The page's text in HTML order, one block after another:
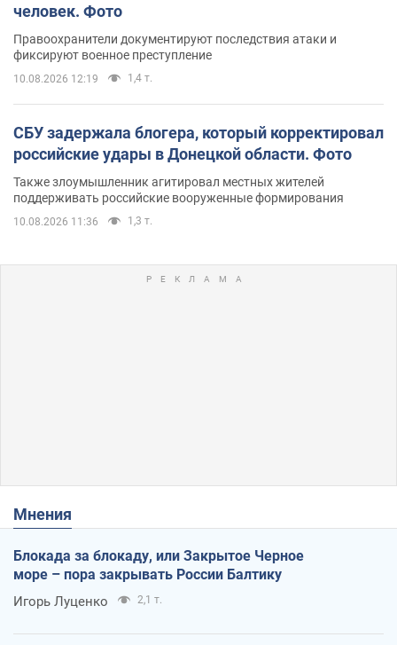
человек. Фото
Правоохранители документируют последствия атаки и
фиксируют военное преступление
10.08.2026 12:19 1,4 т.
СБУ задержала блогера, который корректировал
российские удары в Донецкой области. Фото
Также злоумышленник агитировал местных жителей
поддерживать российские вооруженные формирования
10.08.2026 11:36 1,3 т.
Мнения
Блокада за блокаду, или Закрытое Черное
море – пора закрывать России Балтику
Игорь Луценко 2,1 т.